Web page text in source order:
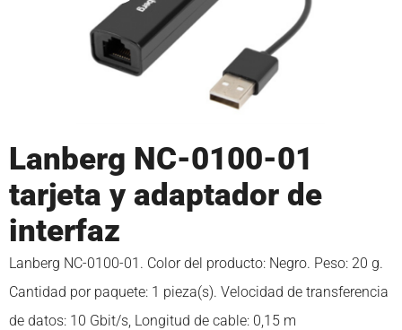
Lanberg NC-0100-01
tarjeta y adaptador de
interfaz
Lanberg NC-0100-01. Color del producto: Negro. Peso: 20 g.
Cantidad por paquete: 1 pieza(s). Velocidad de transferencia
de datos: 10 Gbit/s, Longitud de cable: 0,15 m